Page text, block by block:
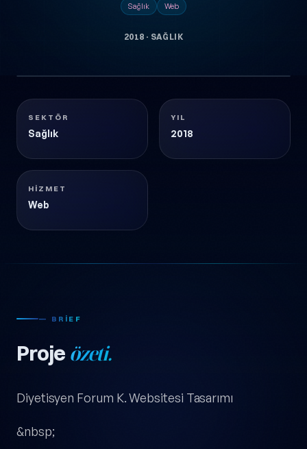
Sağlık Web
2018 · SAĞLIK
Sağlık 2018
DIYETISYEN-FORUM-KURUMSAL-WEBSITESI-
SEKTÖR
Sağlık
YIL
2018
HIZMET
Web
— BRIEF
Proje özeti.
Diyetisyen Forum K. Websitesi Tasarımı
&nbsp;